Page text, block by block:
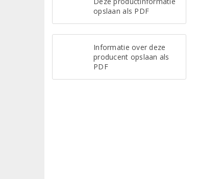
opslaan als PDF
Informatie over deze
producent opslaan als
PDF